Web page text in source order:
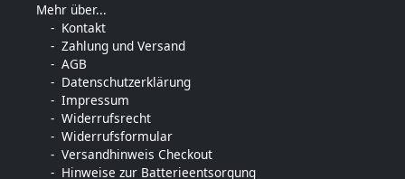
Mehr über...
Kontakt
Zahlung und Versand
AGB
Datenschutzerklärung
Impressum
Widerrufsrecht
Widerrufsformular
Versandhinweis Checkout
Hinweise zur Batterieentsorgung